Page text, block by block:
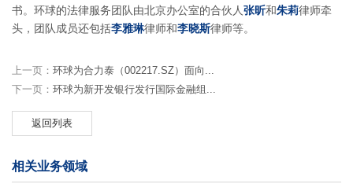
书。环球的法律服务团队由北京办公室的合伙人张昕和朱莉律师牵
头，团队成员还包括李雅琳律师和李晓斯律师等。
上一页： 环球为合力泰（002217.SZ）面向...
下一页： 环球为新开发银行发行国际金融组...
返回列表
相关业务领域